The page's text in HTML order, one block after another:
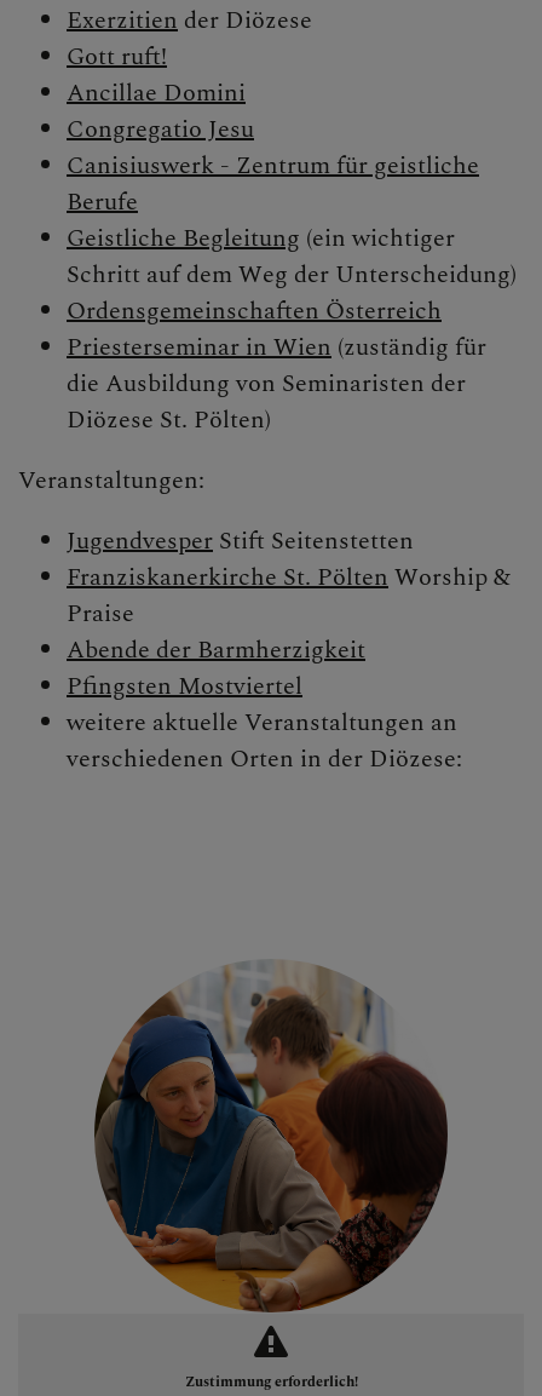
Exerzitien der Diözese
Gott ruft!
Ancillae Domini
Congregatio Jesu
Canisiuswerk - Zentrum für geistliche
Berufe
Geistliche Begleitung (ein wichtiger
Schritt auf dem Weg der Unterscheidung)
Ordensgemeinschaften Österreich
Priesterseminar in Wien (zuständig für
die Ausbildung von Seminaristen der
Diözese St. Pölten)
Veranstaltungen:
Jugendvesper Stift Seitenstetten
Franziskanerkirche St. PöltenWorship &
Praise
Abende der Barmherzigkeit
Pfingsten Mostviertel
weitere aktuelle Veranstaltungen an
verschiedenen Orten in der Diözese:
Zustimmung erforderlich!